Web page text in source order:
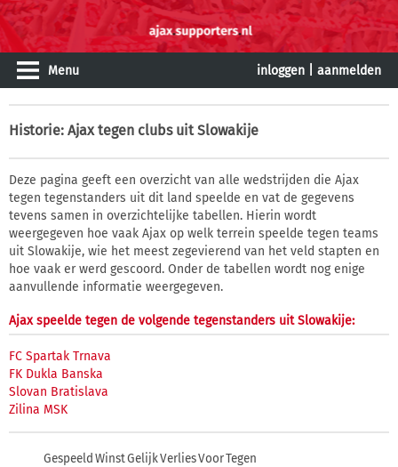
Menu inloggen aanmelden
Historie: Ajax tegen clubs uit Slowakije
Deze pagina geeft een overzicht van alle wedstrijden die Ajax
tegen tegenstanders uit dit land speelde en vat de gegevens
tevens samen in overzichtelijke tabellen. Hierin wordt
weergegeven hoe vaak Ajax op welk terrein speelde tegen teams
uit Slowakije, wie het meest zegevierend van het veld stapten en
hoe vaak er werd gescoord. Onder de tabellen wordt nog enige
aanvullende informatie weergegeven.
Ajax speelde tegen de volgende tegenstanders uit Slowakije:
FC Spartak Trnava
FK Dukla Banska
Slovan Bratislava
Zilina MSK
Gespeeld WinstGelijkVerliesVoorTegen